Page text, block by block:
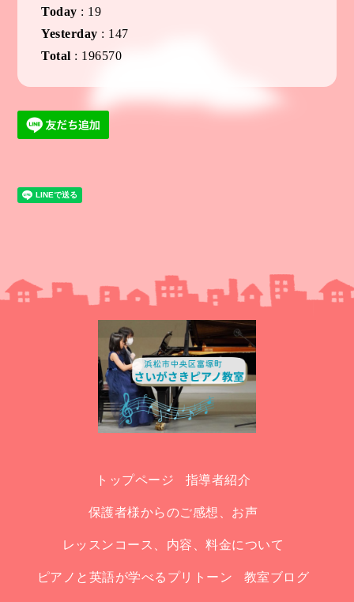
Today : 19
Yesterday : 147
Total : 196570
トップページ 指導者紹介
保護者様からのご感想、お声
レッスンコース、内容、料金について
ピアノと英語が学べるプリトーン 教室ブログ